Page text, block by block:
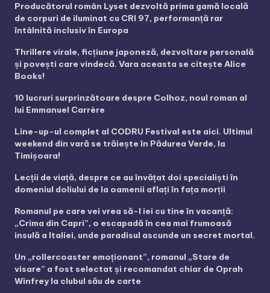
Producătorul român Lyset dezvoltă prima gamă locală
de corpuri de iluminat cu CRI 97, performanță rar
întâlnită inclusiv în Europa
Thrillere virale, ficțiune japoneză, dezvoltare personală
și povești care vindecă. Vara aceasta se citește Alice
Books!
10 lucruri surprinzătoare despre Colhoz, noul roman al
lui Emmanuel Carrère
Line-up-ul complet al CODRU Festival este aici. Ultimul
weekend din vară se trăiește în Pădurea Verde, la
Timișoara!
Lecții de viață, despre ce au învățat doi specialiști în
domeniul doliului de la oamenii aflați în fața morții
Romanul pe care vei vrea să-l iei cu tine în vacanță:
„Crima din Capri”, o escapadă în cea mai frumoasă
insulă a Italiei, unde paradisul ascunde un secret mortal.
Un „rollercoaster emoționant”, romanul „Stare de
visare” a fost selectat și recomandat chiar de Oprah
Winfrey la clubul său de carte